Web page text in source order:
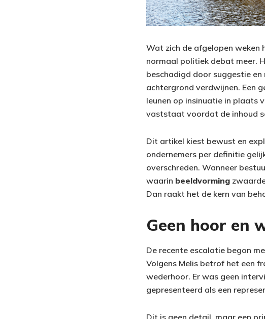
Wat zich de afgelopen weken
normaal politiek debat meer.
beschadigd door suggestie
achtergrond verdwijnen. Een
leunen op insinuatie in plaats
vaststaat voordat de inhoud
Dit artikel kiest bewust en
ondernemers per definitie
overschreden. Wanneer
waarin beeldvorming
Dan raakt het de kern van
Geen hoor en
De recente escalatie begon
Volgens Melis betrof het een
wederhoor. Er was geen
gepresenteerd als een